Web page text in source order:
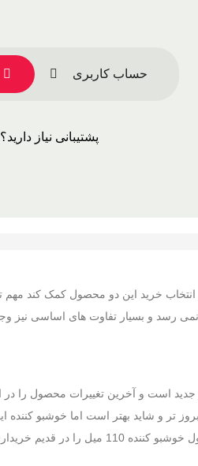
حساب کاربری
پشتیبانی نیاز دارید؟ 09126092712
خرید این دو محصول کمک کند مهم
بدانید که خوشبو کننده های ایفل 120 میل محصولی تازه و جدید است و آخرین
است که به صورت طولانی تولید شده و امتحان خود را پس داده است به همین دلیل